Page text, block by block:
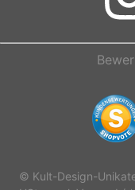
© Kult-Design-